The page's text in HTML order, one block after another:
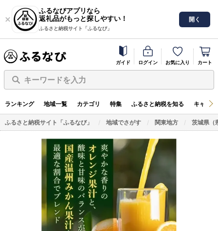
ふるなびアプリなら
返礼品がもっと探しやすい！
ふるさと納税サイト「ふるなび」
開く
ガイド ログイン お気に入り カート
キーワードを入力
ランキング 地域一覧 カテゴリ 特集 ふるさと納税を知る キャン
ふるさと納税サイト「ふるなび」 地域でさがす 関東地方 茨城県（